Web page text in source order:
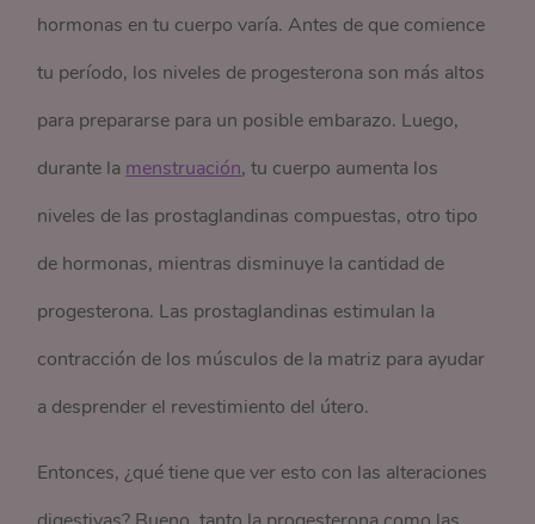
hormonas en tu cuerpo varía. Antes de que comience
tu período, los niveles de progesterona son más altos
para prepararse para un posible embarazo. Luego,
durante la menstruación, tu cuerpo aumenta los
niveles de las prostaglandinas compuestas, otro tipo
de hormonas, mientras disminuye la cantidad de
progesterona. Las prostaglandinas estimulan la
contracción de los músculos de la matriz para ayudar
a desprender el revestimiento del útero.
Entonces, ¿qué tiene que ver esto con las alteraciones